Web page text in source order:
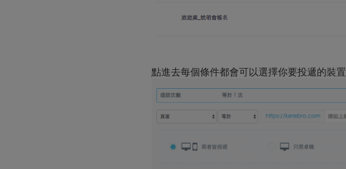
點進去每個條件都會可以選擇你要投遞的裝置